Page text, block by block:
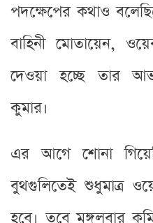
পদক্ষেপের কথাও
বাহিনী মোতায়েন,
দেওয়া হচ্ছে তার
কুমার।
এর আগে শোনা
বুথগুলিতেই শুধুমাত্র
হবে। তবে মঙ্গলবার